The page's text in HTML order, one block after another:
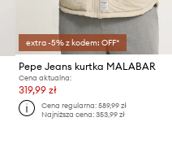
extra -5% z kodem: OFF*
Pepe Jeans kurtka MALABAR
Cena aktualna:
319,99 zł
Cena regularna: 589,99 zł
Najniższa cena: 353,99 zł